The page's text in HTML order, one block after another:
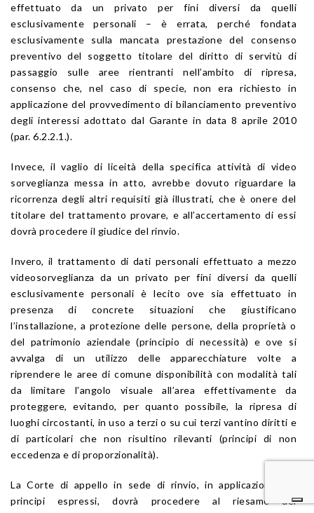
effettuato da un privato per fini diversi da quelli
esclusivamente personali – è errata, perché fondata
esclusivamente sulla mancata prestazione del consenso
preventivo del soggetto titolare del diritto di servitù di
passaggio sulle aree rientranti nell’ambito di ripresa,
consenso che, nel caso di specie, non era richiesto in
applicazione del provvedimento di bilanciamento preventivo
degli interessi adottato dal Garante in data 8 aprile 2010
(par. 6.2.2.1.).
Invece, il vaglio di liceità della specifica attività di video
sorveglianza messa in atto, avrebbe dovuto riguardare la
ricorrenza degli altri requisiti già illustrati, che è onere del
titolare del trattamento provare, e all’accertamento di essi
dovrà procedere il giudice del rinvio.
Invero, il trattamento di dati personali effettuato a mezzo
videosorveglianza da un privato per fini diversi da quelli
esclusivamente personali è lecito ove sia effettuato in
presenza di concrete situazioni che giustificano
l’installazione, a protezione delle persone, della proprietà o
del patrimonio aziendale (principio di necessità) e ove si
avvalga di un utilizzo delle apparecchiature volte a
riprendere le aree di comune disponibilità con modalità tali
da limitare l’angolo visuale all’area effettivamente da
proteggere, evitando, per quanto possibile, la ripresa di
luoghi circostanti, in uso a terzi o su cui terzi vantino diritti e
di particolari che non risultino rilevanti (principi di non
eccedenza e di proporzionalità).
La Corte di appello in sede di rinvio, in applicazione dei
principi espressi, dovrà procedere al riesame del